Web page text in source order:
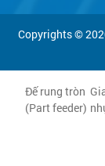
Copyrights ©
Đế rung tròn
(Part feeder)